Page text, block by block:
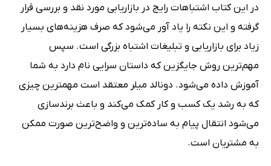
در این کتاب اشتباهات رایج در بازاریابی مورد نقد و بررسی قرار
گرفته و این نکته را یاد آور می‌شود که صرف هزینه‌های بسیار
زیاد برای بازاریابی و تبلیغات اشتباه بزرگی است. سپس
مهم‌ترین روش جایگزین که داستان سرایی نام دارد به شما
آموزش داده می‌شود. دونالد میلر معتقد است مهمترین چیزی
که به رشد یک کسب و کار کمک می‌کند و باعث برندسازی
می‌شود انتقال پیام به ساده‌ترین و واضح‌ترین صورت ممکن
به مشتریان است.